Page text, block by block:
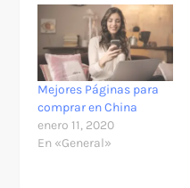
Mejores Páginas para
comprar en China
enero 11, 2020
En «General»